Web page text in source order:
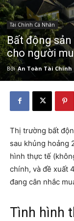
Tài Chính Cá Nhân
Bất động sản
cho người
Bởi An Toàn Tài Chính
Thị trường bất
sau khủng hoảng
hình thực tế
chính, và đề xuất
đang cân nhắc
Tình hình